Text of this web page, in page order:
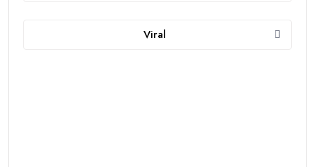
Viral